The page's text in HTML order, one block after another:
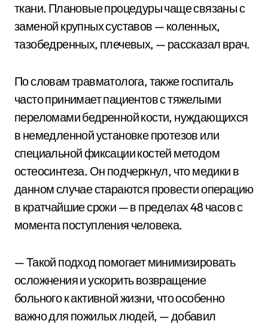
ткани. Плановые процедуры чаще связаны с
заменой крупных суставов — коленных,
тазобедренных, плечевых, — рассказал врач.
По словам травматолога, также госпиталь
часто принимает пациентов с тяжелыми
переломами бедренной кости, нуждающихся
в немедленной установке протезов или
специальной фиксации костей методом
остеосинтеза. Он подчеркнул, что медики в
данном случае стараются провести операцию
в кратчайшие сроки — в пределах 48 часов с
момента поступления человека.
— Такой подход помогает минимизировать
осложнения и ускорить возвращение
больного к активной жизни, что особенно
важно для пожилых людей, — добавил